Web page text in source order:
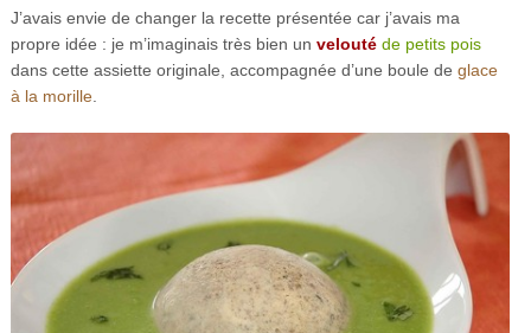
J’avais envie de changer la recette présentée car j’avais ma
propre idée : je m’imaginais très bien un velouté de petits pois
dans cette assiette originale, accompagnée d’une boule de glace
à la morille.